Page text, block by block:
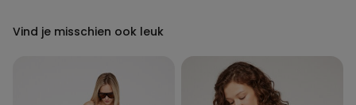
Vind je misschien ook leuk